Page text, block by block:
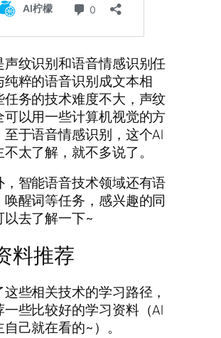
声纹识别和语音情感识别任
纯粹的语音识别成文本相
任务的技术难度不大，声纹
可以用一些计算机视觉的方
于语音情感识别，这个AI
太了解，就不多说了。
，智能语音技术领域还有语
醒词等任务，感兴趣的同
以去了解一下~
料推荐
些相关技术的学习路径，
些比较好的学习资料（AI
己就在看的~）。